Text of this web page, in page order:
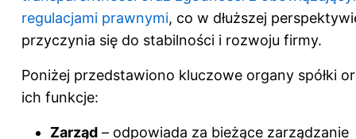
regulacjami prawnymi, co w dłuższej
przyczynia się do stabilności i rozwoju firmy.
Poniżej przedstawiono kluczowe organy spółki
ich funkcje:
Zarząd – odpowiada za bieżące zarządzanie